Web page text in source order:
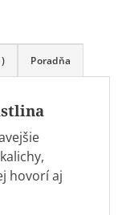
Poradňa
hovorí aj